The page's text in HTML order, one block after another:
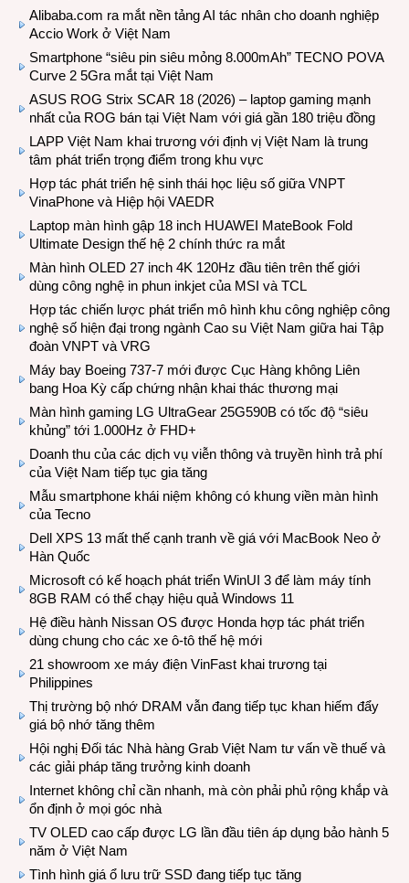
Alibaba.com ra mắt nền tảng AI tác nhân cho doanh nghiệp
Accio Work ở Việt Nam
Smartphone “siêu pin siêu mỏng 8.000mAh” TECNO POVA
Curve 2 5Gra mắt tại Việt Nam
ASUS ROG Strix SCAR 18 (2026) – laptop gaming mạnh
nhất của ROG bán tại Việt Nam với giá gần 180 triệu đồng
LAPP Việt Nam khai trương với định vị Việt Nam là trung
tâm phát triển trọng điểm trong khu vực
Hợp tác phát triển hệ sinh thái học liệu số giữa VNPT
VinaPhone và Hiệp hội VAEDR
Laptop màn hình gập 18 inch HUAWEI MateBook Fold
Ultimate Design thế hệ 2 chính thức ra mắt
Màn hình OLED 27 inch 4K 120Hz đầu tiên trên thế giới
dùng công nghệ in phun inkjet của MSI và TCL
Hợp tác chiến lược phát triển mô hình khu công nghiệp công
nghệ số hiện đại trong ngành Cao su Việt Nam giữa hai Tập
đoàn VNPT và VRG
Máy bay Boeing 737-7 mới được Cục Hàng không Liên
bang Hoa Kỳ cấp chứng nhận khai thác thương mại
Màn hình gaming LG UltraGear 25G590B có tốc độ “siêu
khủng” tới 1.000Hz ở FHD+
Doanh thu của các dịch vụ viễn thông và truyền hình trả phí
của Việt Nam tiếp tục gia tăng
Mẫu smartphone khái niệm không có khung viền màn hình
của Tecno
Dell XPS 13 mất thế cạnh tranh về giá với MacBook Neo ở
Hàn Quốc
Microsoft có kế hoạch phát triển WinUI 3 để làm máy tính
8GB RAM có thể chạy hiệu quả Windows 11
Hệ điều hành Nissan OS được Honda hợp tác phát triển
dùng chung cho các xe ô-tô thế hệ mới
21 showroom xe máy điện VinFast khai trương tại
Philippines
Thị trường bộ nhớ DRAM vẫn đang tiếp tục khan hiếm đẩy
giá bộ nhớ tăng thêm
Hội nghị Đối tác Nhà hàng Grab Việt Nam tư vấn về thuế và
các giải pháp tăng trưởng kinh doanh
Internet không chỉ cần nhanh, mà còn phải phủ rộng khắp và
ổn định ở mọi góc nhà
TV OLED cao cấp được LG lần đầu tiên áp dụng bảo hành 5
năm ở Việt Nam
Tình hình giá ổ lưu trữ SSD đang tiếp tục tăng